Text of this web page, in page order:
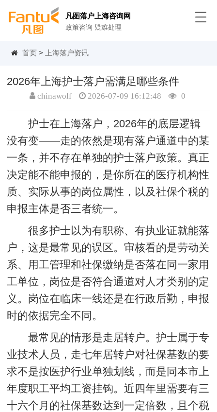
凡图落户上海咨询网
政策咨询 疑难处理
首页 > 上海落户资讯
2026年上海护士落户需满足哪些条件
chinawolf 2026-07-09 16:12:48 0
护士在上海落户，2026年的底层逻辑
没有变——走的依然是现有落户通道中的某
一条，并不存在单独的护士落户政策。真正
决定能不能申报的，是你所在的医疗机构性
质、实际从事的岗位属性，以及社保个税的
申报主体是否三者统一。
很多护士以为有职称、有执业证就能落
户，这是最常见的误区。审核看的是劳动关
系、用工管理和社保缴纳是否落在同一家用
工单位，岗位是否符合通道对人才类别的定
义。 岗位在临床一线还是在行政后勤 ，申报
时的依据完全不同。
最常见的情形是走居转户。护士属于专
业技术人员，走七年居转户对社保基数的要
求不是按医护行业单独划线，而是同本市上
年度职工平均工资挂钩。近四年里需要有三
十六个月的社保基数达到一定倍数，且个税